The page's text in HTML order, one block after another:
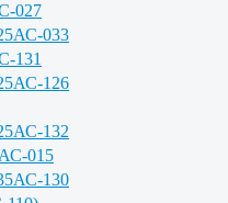
027
033
131
126
132
015
130